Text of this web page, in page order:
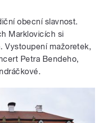
obecní slavnost.
Marklovicích si
Vystoupení mažoretek,
Petra Bendeho,